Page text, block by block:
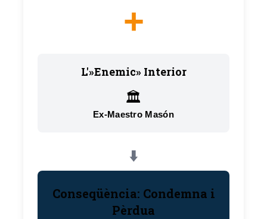
+
L'»Enemic» Interior
🏛️
Ex-Maestro Masón
⬇️
Conseqüència: Condemna i
Pèrdua